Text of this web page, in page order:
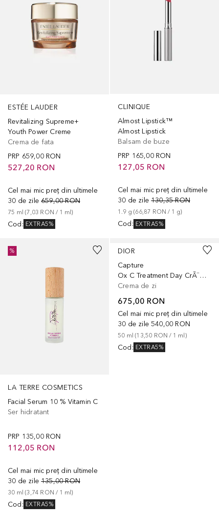
ESTÉE LAUDER
Revitalizing Supreme+
Youth Power Creme
Crema de fata
PRP 659,00 RON
527,20 RON
Cel mai mic preț din ultimele
30 de zile 659,00 RON
75 ml (7,03 RON / 1 ml)
Cod : EXTRA5%
CLINIQUE
Almost Lipstick™
Almost Lipstick
Balsam de buze
PRP 165,00 RON
127,05 RON
Cel mai mic preț din ultimele
30 de zile 130,35 RON
1.9 g (66,87 RON / 1 g)
Cod : EXTRA5%
LA TERRE COSMETICS
Facial Serum 10 % Vitamin C
Ser hidratant
PRP 135,00 RON
112,05 RON
Cel mai mic preț din ultimele
30 de zile 135,00 RON
30 ml (3,74 RON / 1 ml)
Cod : EXTRA5%
%
DIOR
Capture
Ox C Treatment Day CrÃ¨me Refill
Crema de zi
675,00 RON
Cel mai mic preț din ultimele
30 de zile 540,00 RON
50 ml (13,50 RON / 1 ml )
Cod : EXTRA5%